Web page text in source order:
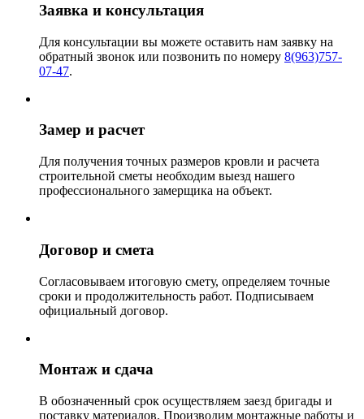
Заявка и консультация
Для консультации вы можете оставить нам заявку на
обратный звонок или позвонить по номеру 8(963)757-
07-47.
Замер и расчет
Для получения точных размеров кровли и расчета
строительной сметы необходим выезд нашего
профессионального замерщика на объект.
Договор и смета
Согласовываем итоговую смету, определяем точные
сроки и продолжительность работ. Подписываем
официальный договор.
Монтаж и сдача
В обозначенный срок осуществляем заезд бригады и
поставку материалов. Производим монтажные работы и